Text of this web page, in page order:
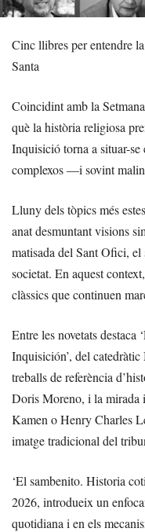
Cinc llibres per entendre
Santa
Coincidint amb la
què la història religiosa
Inquisició torna a situar-
complexos —i sovint
Lluny dels tòpics més
anat desmuntant visions
matisada del Sant Ofici,
societat. En aquest
clàssics que continuen
Entre les novetats
Inquisición’, del
treballs de referència
Doris Moreno, i la mirada
Kamen o Henry Charles
imatge tradicional del
‘El sambenito. Historia
2026, introdueix un
quotidiana i en els